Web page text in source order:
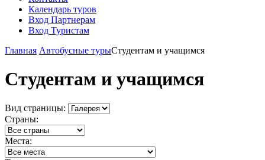
Календарь туров
Вход Партнерам
Вход Туристам
Главная Автобусные турыСтудентам и учащимся
Студентам и учащимся
Вид страницы:
Страны:
Места: